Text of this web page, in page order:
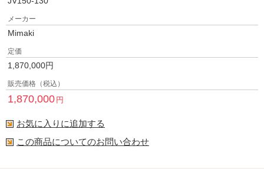
メーカー
Mimaki
定価
1,870,000円
販売価格（税込）
1,870,000 円
お気に入りに追加する
この商品についてのお問い合わせ